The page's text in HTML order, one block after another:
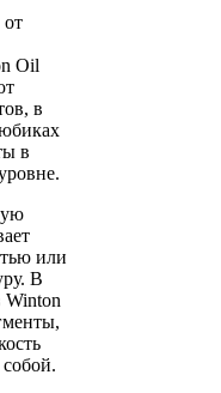
Oil
в
в
или
В
Winton